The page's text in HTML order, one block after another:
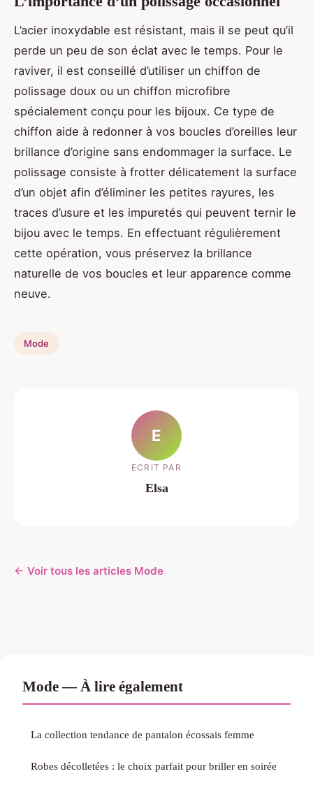
L’acier inoxydable est résistant, mais il se peut qu’il
perde un peu de son éclat avec le temps. Pour le
raviver, il est conseillé d’utiliser un chiffon de
polissage doux ou un chiffon microfibre
spécialement conçu pour les bijoux. Ce type de
chiffon aide à redonner à vos boucles d’oreilles leur
brillance d’origine sans endommager la surface. Le
polissage consiste à frotter délicatement la surface
d’un objet afin d’éliminer les petites rayures, les
traces d’usure et les impuretés qui peuvent ternir le
bijou avec le temps. En effectuant régulièrement
cette opération, vous préservez la brillance
naturelle de vos boucles et leur apparence comme
neuve.
Mode
E
ECRIT PAR
Elsa
← Voir tous les articles Mode
Mode — À lire également
La collection tendance de pantalon écossais femme
Robes décolletées : le choix parfait pour briller en soirée